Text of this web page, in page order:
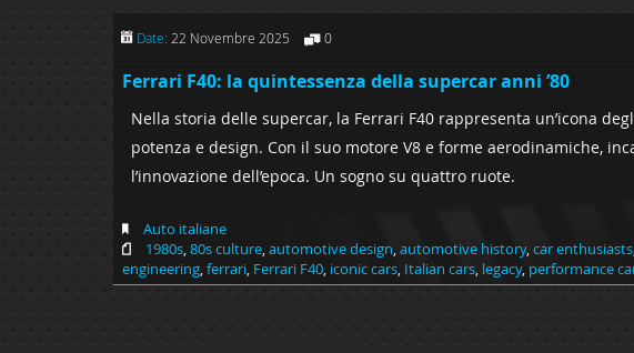
Date: 22 Novembre 2025 0
Ferrari F40: la quintessenza della supercar anni ’80
Nella storia delle supercar, la Ferrari F40 rappresenta un’icona
potenza e design. Con il suo motore V8 e forme aerodinamiche,
l’innovazione dell’epoca. Un sogno su quattro ruote.
Auto italiane
1980s,80s culture,automotive design,automotive history,car enthusiasts
engineering,ferrari, Ferrari F40, iconic cars, Italian cars, legacy, performance